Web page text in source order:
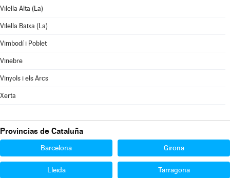
Vilella Alta (La)
Vilella Baixa (La)
Vimbodí i Poblet
Vinebre
Vinyols i els Arcs
Xerta
Provincias de Cataluña
Barcelona Girona
Lleida Tarragona